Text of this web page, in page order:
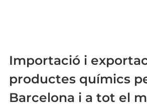
Importació i
productes químics
Barcelona i a tot el